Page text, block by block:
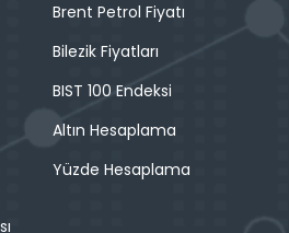
Brent Petrol Fiyatı
Bilezik Fiyatları
BIST 100 Endeksi
Altın Hesaplama
Yüzde Hesaplama